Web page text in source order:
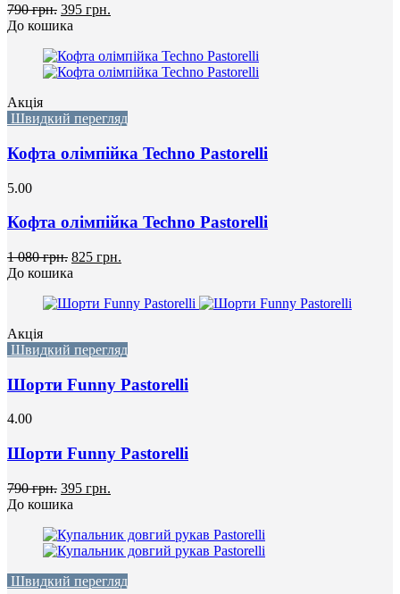
790 грн. 395 грн.
До кошика
Акція
Швидкий перегляд
Кофта олімпійка Techno Pastorelli
5.00
Кофта олімпійка Techno Pastorelli
1 080 грн. 825 грн.
До кошика
Акція
Швидкий перегляд
Шорти Funny Pastorelli
4.00
Шорти Funny Pastorelli
790 грн. 395 грн.
До кошика
Швидкий перегляд